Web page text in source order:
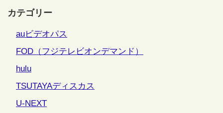
カテゴリー
auビデオパス
FOD（フジテレビオンデマンド）
hulu
TSUTAYAディスカス
U-NEXT